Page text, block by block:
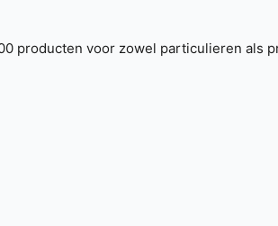
producten voor zowel particulieren als